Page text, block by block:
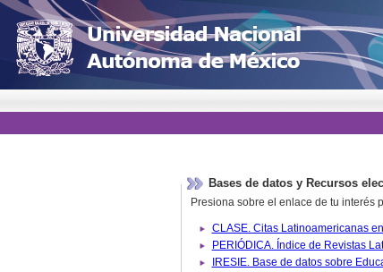
Bases de datos y Recursos
Presiona sobre el enlace de tu interés